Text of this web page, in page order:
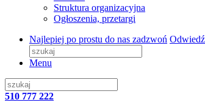
Struktura organizacyjna
Ogłoszenia, przetargi
Najlepiej po prostu do nas zadzwoń
Menu
510 777 222